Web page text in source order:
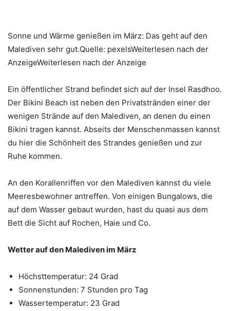
Sonne und Wärme genießen im März: Das geht auf den
Malediven sehr gut.Quelle: pexelsWeiterlesen nach der
AnzeigeWeiterlesen nach der Anzeige
Ein öffentlicher Strand befindet sich auf der Insel Rasdhoo.
Der Bikini Beach ist neben den Privatstränden einer der
wenigen Strände auf den Malediven, an denen du einen
Bikini tragen kannst. Abseits der Menschenmassen kannst
du hier die Schönheit des Strandes genießen und zur
Ruhe kommen.
An den Korallenriffen vor den Malediven kannst du viele
Meeresbewohner antreffen. Von einigen Bungalows, die
auf dem Wasser gebaut wurden, hast du quasi aus dem
Bett die Sicht auf Rochen, Haie und Co.
Wetter auf den Malediven im März
Höchsttemperatur: 24 Grad
Sonnenstunden: 7 Stunden pro Tag
Wassertemperatur: 23 Grad